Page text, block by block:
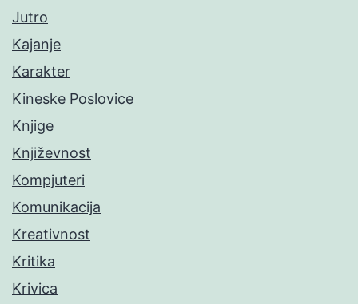
Jutro
Kajanje
Karakter
Kineske Poslovice
Knjige
Književnost
Kompjuteri
Komunikacija
Kreativnost
Kritika
Krivica